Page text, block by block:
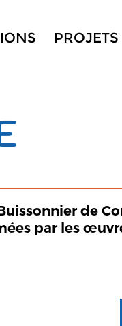
PROJETS
de
par les